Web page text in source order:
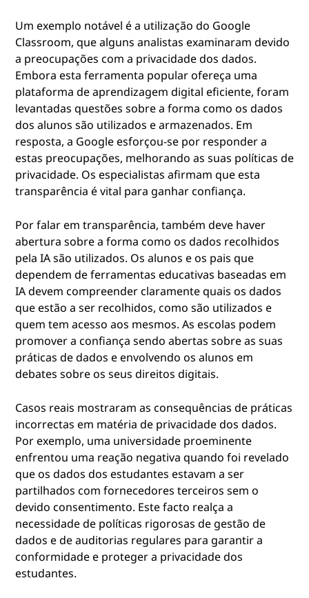
Um exemplo notável é a utilização do Google
Classroom, que alguns analistas examinaram devido
a preocupações com a privacidade dos dados.
Embora esta ferramenta popular ofereça uma
plataforma de aprendizagem digital eficiente, foram
levantadas questões sobre a forma como os dados
dos alunos são utilizados e armazenados. Em
resposta, a Google esforçou-se por responder a
estas preocupações, melhorando as suas políticas de
privacidade. Os especialistas afirmam que esta
transparência é vital para ganhar confiança.
Por falar em transparência, também deve haver
abertura sobre a forma como os dados recolhidos
pela IA são utilizados. Os alunos e os pais que
dependem de ferramentas educativas baseadas em
IA devem compreender claramente quais os dados
que estão a ser recolhidos, como são utilizados e
quem tem acesso aos mesmos. As escolas podem
promover a confiança sendo abertas sobre as suas
práticas de dados e envolvendo os alunos em
debates sobre os seus direitos digitais.
Casos reais mostraram as consequências de práticas
incorrectas em matéria de privacidade dos dados.
Por exemplo, uma universidade proeminente
enfrentou uma reação negativa quando foi revelado
que os dados dos estudantes estavam a ser
partilhados com fornecedores terceiros sem o
devido consentimento. Este facto realça a
necessidade de políticas rigorosas de gestão de
dados e de auditorias regulares para garantir a
conformidade e proteger a privacidade dos
estudantes.